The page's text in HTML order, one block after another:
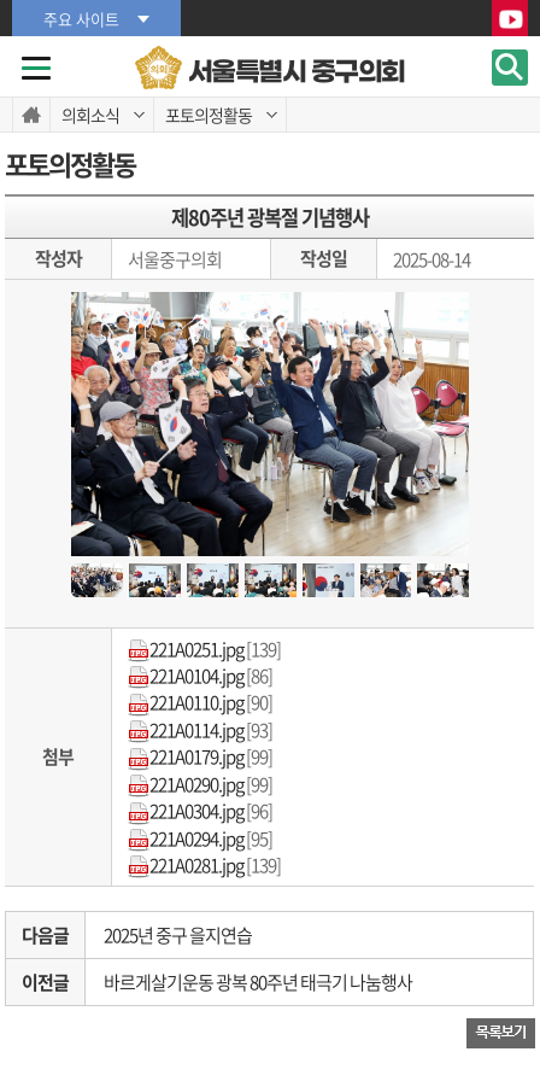
본문바로가기
본문바로가기
주요 사이트
서울특별시 중구의회
의회소식 포토의정활동
포토의정활동
제80주년 광복절 기념행사
작성자 서울중구의회 작성일 2025-08-14
첨부
221A0251.jpg[139]
221A0104.jpg[86]
221A0110.jpg[90]
221A0114.jpg[93]
221A0179.jpg[99]
221A0290.jpg[99]
221A0304.jpg[96]
221A0294.jpg[95]
221A0281.jpg[139]
다음글
2025년 중구 을지연습
이전글
바르게살기운동 광복 80주년 태극기 나눔행사